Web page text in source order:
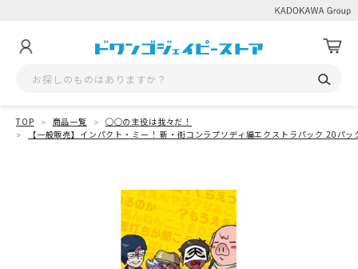
TOP 商品一覧
◯◯の主役は我々だ！
【一般販売】インパクト・ミー！ 新・街コンラプソディ編エクストラパック 20パ